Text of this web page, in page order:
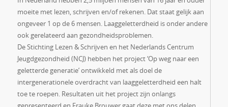
moeite met lezen, schrijven en/of rekenen. Dat staat gelijk aan
ongeveer 1 op de 6 mensen. Laaggeletterdheid is onder andere
ook gerelateerd aan gezondheidsproblemen.
De Stichting Lezen & Schrijven en het Nederlands Centrum
Jeugdgezondheid (NCJ) hebben het project ‘Op weg naar een
geletterde generatie’ ontwikkeld met als doel de
intergenerationele overdracht van laaggeletterdheid een halt
toe te roepen. Resultaten uit het project zijn onlangs